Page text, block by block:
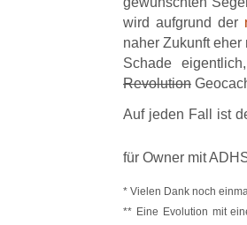
wird aufgrund der
naher Zukunft eher
Schade
Revolution
Auf jeden Fall ist
für Owner mit
* Vielen Dank noch
** Eine Evolution mit